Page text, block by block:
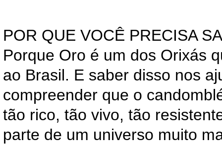
POR QUE VOCÊ PRECISA
Porque Oro é um dos Orixás
ao Brasil. E saber disso nos
compreender que o
tão rico, tão vivo, tão
parte de um universo muito